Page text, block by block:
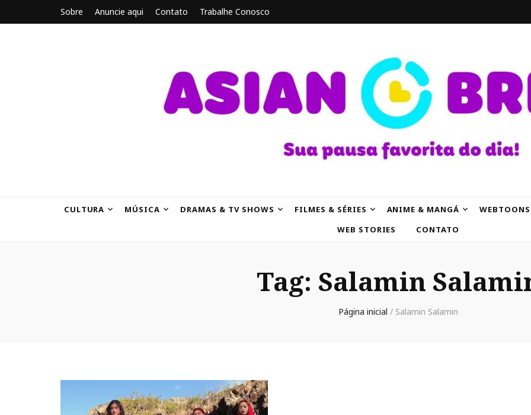
Sobre Anuncie aqui Contato Trabalhe Conosco
CULTURA MÚSICA DRAMAS & TV SHOWS FILMES & SÉRIES ANIME & MANGÁ
WEBTOONS
WEB STORIES
CONTATO
Tag: Salamin
Página inicial / Salamin Salamin